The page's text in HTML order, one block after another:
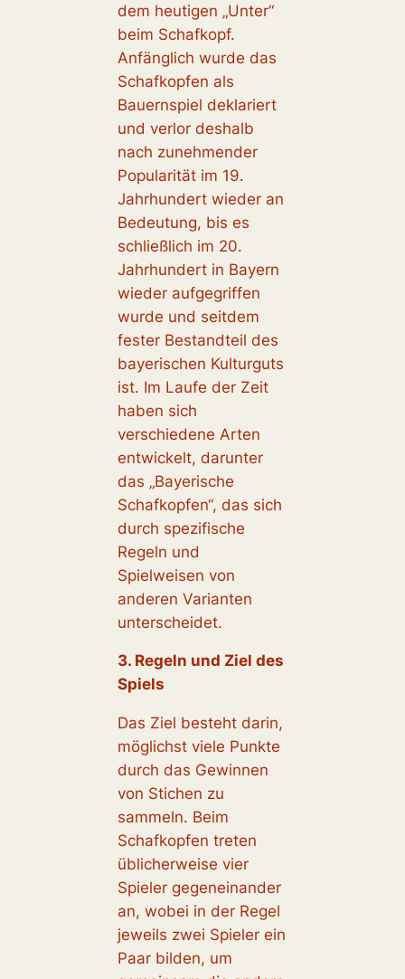
dem heutigen „Unter“
beim Schafkopf.
Anfänglich wurde das
Schafkopfen als
Bauernspiel deklariert
und verlor deshalb
nach zunehmender
Popularität im 19.
Jahrhundert wieder an
Bedeutung, bis es
schließlich im 20.
Jahrhundert in Bayern
wieder aufgegriffen
wurde und seitdem
fester Bestandteil des
bayerischen Kulturguts
ist. Im Laufe der Zeit
haben sich
verschiedene Arten
entwickelt, darunter
das „Bayerische
Schafkopfen“, das sich
durch spezifische
Regeln und
Spielweisen von
anderen Varianten
unterscheidet.
3. Regeln und Ziel des
Spiels
Das Ziel besteht darin,
möglichst viele Punkte
durch das Gewinnen
von Stichen zu
sammeln. Beim
Schafkopfen treten
üblicherweise vier
Spieler gegeneinander
an, wobei in der Regel
jeweils zwei Spieler ein
Paar bilden, um